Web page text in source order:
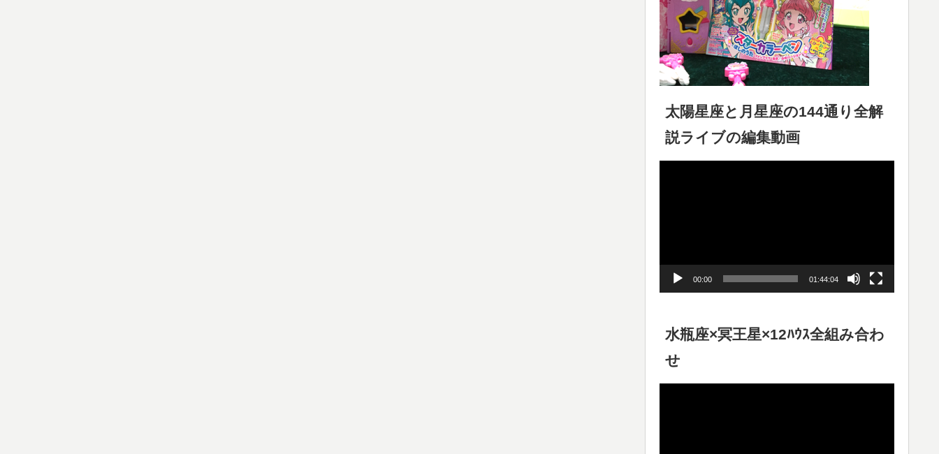
太陽星座と月星座の144通り全解
説ライブの編集動画
00:00 01:44:04
水瓶座×冥王星×12ﾊｳｽ全組み合わ
せ